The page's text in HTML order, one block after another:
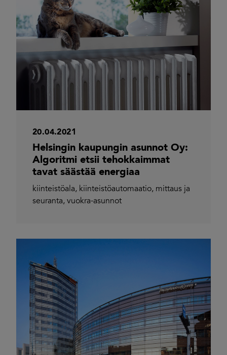
20.04.2021
Helsingin kaupungin asunnot Oy:
Algoritmi etsii tehokkaimmat
tavat säästää energiaa
kiinteistöala, kiinteistöautomaatio, mittaus ja
seuranta, vuokra-asunnot